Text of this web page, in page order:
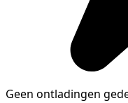
Geen ontladingen